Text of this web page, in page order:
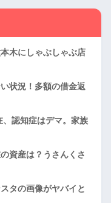
木にしゃぶしゃぶ店
状況！多額の借金返
、認知症はデマ。家族
資産は？うさんくさ
タの画像がヤバイと